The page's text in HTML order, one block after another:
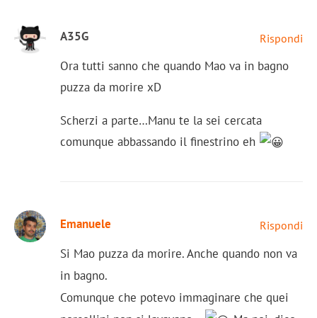
A35G Rispondi
Ora tutti sanno che quando Mao va in bagno
puzza da morire xD
Scherzi a parte…Manu te la sei cercata
comunque abbassando il finestrino eh
Emanuele Rispondi
Si Mao puzza da morire. Anche quando non va
in bagno.
Comunque che potevo immaginare che quei